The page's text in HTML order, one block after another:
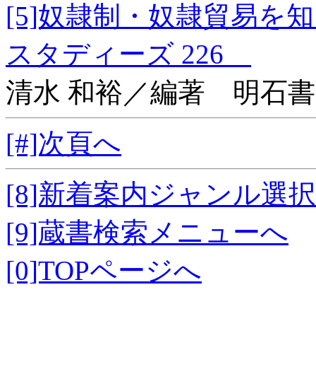
[5]奴隷制・奴隷貿易
スタディーズ 226
清水 和裕／編著 明石
[#]次頁へ
[8]新着案内ジャンル選
[9]蔵書検索メニューへ
[0]TOPページへ